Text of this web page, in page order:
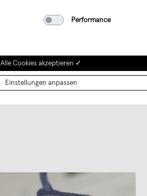
Merken Performance
Alle Cookies akzeptieren ✓
Einstellungen anpassen